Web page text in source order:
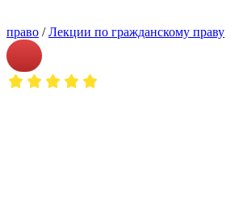
право /Лекции по гражданскому праву